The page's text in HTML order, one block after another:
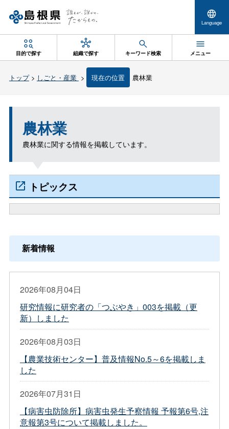
Language
目的で探す 組織で探す キーワード検索 メニュー
トップ> しごと・産業 > 現在の位置 農林業
農林業
農林業に関する情報を掲載しています。
トピックス
新着情報
2026年08月04日
研究情報に研究者の「つぶやき」003を掲載（更
新）しました
2026年08月03日
【農業技術センター】普及情報No.5～6を掲載しま
した
2026年07月31日
【病害虫防除所】病害虫発生予察情報 予報第6号,注
意報第3号について掲載しました。